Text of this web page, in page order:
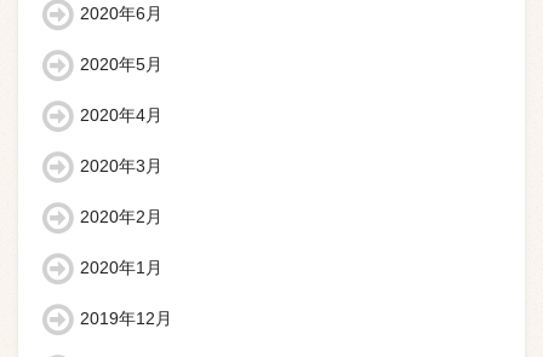
2020年6月
2020年5月
2020年4月
2020年3月
2020年2月
2020年1月
2019年12月